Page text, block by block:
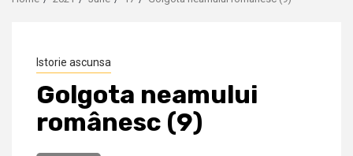
Istorie ascunsa
Golgota neamului
românesc (9)